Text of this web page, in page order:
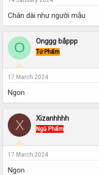
Chân dài như người mẫu
O Onggg bắppp
Tứ Phẩm
17 March 2024
Ngon
X Xizanhhhh
Ngũ Phẩm
17 March 2024
Ngon